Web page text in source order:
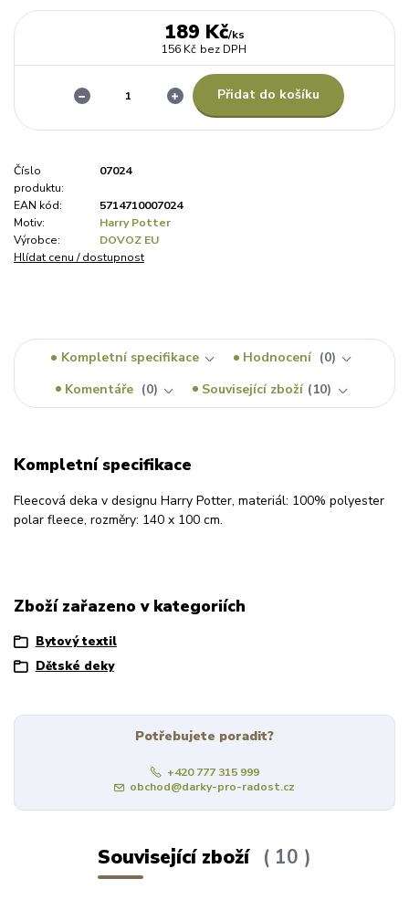
189 Kč/ks
156 Kč bez DPH
Přidat do košíku
Číslo
produktu:
07024
EAN kód:
5714710007024
Motiv:
Harry Potter
Výrobce:
DOVOZ EU
Hlídat cenu / dostupnost
Kompletní specifikace Hodnocení
0
Komentáře
0 Související zboží 10
Kompletní specifikace
Fleecová deka v designu Harry Potter, materiál: 100% polyester
polar fleece, rozměry: 140 x 100 cm.
Zboží zařazeno v kategoriích
Bytový textil
Dětské deky
Potřebujete poradit?
+420 777 315 999
obchod@darky-pro-radost.cz
Související zboží 10